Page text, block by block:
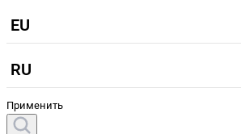
EU
RU
Применить